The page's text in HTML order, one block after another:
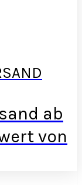
ab
von